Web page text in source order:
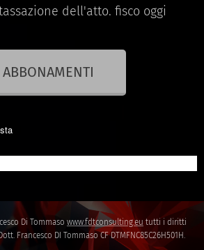
dell'atto. fisco oggi
ABBONAMENTI
Di Tommaso www.fdtconsulting.eu tutti i diritti
Francesco DI Tommaso CF DTMFNC85C26H501H.